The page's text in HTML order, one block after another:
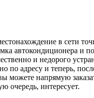
в сети
автокондиционера и
и недорого
по адресу и теперь,
можете напрямую
очередь, интересует.